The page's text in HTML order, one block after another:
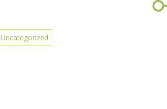
Uncategorized